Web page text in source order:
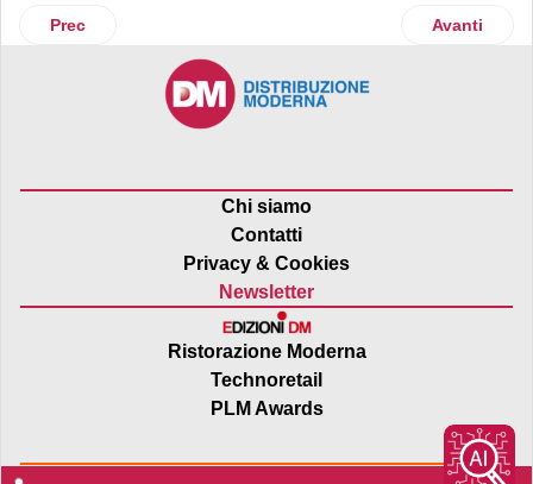
Articolo precedente: Unes e Borello avviano una
Prec Articolo
Avanti
Chi siamo
Contatti
Privacy & Cookies
Newsletter
Ristorazione Moderna
Technoretail
PLM Awards